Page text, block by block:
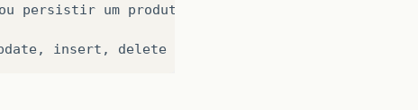
persistir um produto
, insert , delete